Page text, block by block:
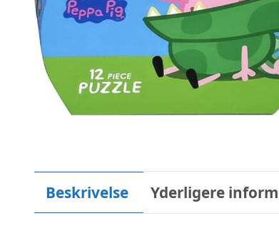
Beskrivelse Yderligere